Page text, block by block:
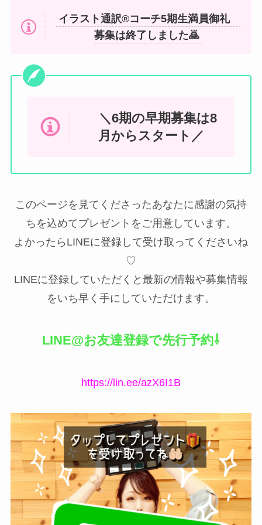
イラスト通訳®︎コーチ5期生満員御礼
募集は終了しました🙇
＼6期の早期募集は8
月からスタート／
このページを見てくださったあなたに感謝の気持
ちを込めてプレゼントをご用意しています。
よかったらLINEに登録して受け取ってくださいね
♡
LINEに登録していただくと最新の情報や募集情報
をいち早く手にしていただけます。
LINE@お友達登録で先行予約⇩
https://lin.ee/azX6I1B